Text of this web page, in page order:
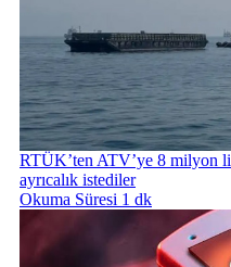
RTÜK’ten ATV’ye 8 milyon
ayrıcalık istediler
Okuma Süresi 1 dk